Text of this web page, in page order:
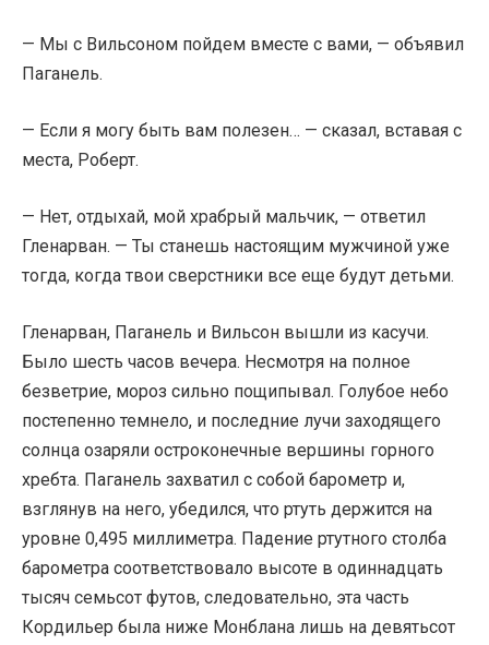
— Мы с Вильсоном пойдем вместе с вами, — объявил
Паганель.
— Если я могу быть вам полезен… — сказал, вставая с
места, Роберт.
— Нет, отдыхай, мой храбрый мальчик, — ответил
Гленарван. — Ты станешь настоящим мужчиной уже
тогда, когда твои сверстники все еще будут детьми.
Гленарван, Паганель и Вильсон вышли из касучи.
Было шесть часов вечера. Несмотря на полное
безветрие, мороз сильно пощипывал. Голубое небо
постепенно темнело, и последние лучи заходящего
солнца озаряли остроконечные вершины горного
хребта. Паганель захватил с собой барометр и,
взглянув на него, убедился, что ртуть держится на
уровне 0,495 миллиметра. Падение ртутного столба
барометра соответствовало высоте в одиннадцать
тысяч семьсот футов, следовательно, эта часть
Кордильер была ниже Монблана лишь на девятьсот